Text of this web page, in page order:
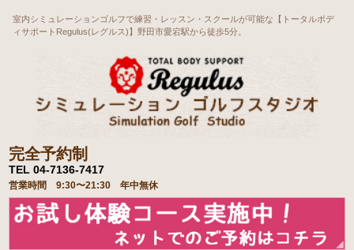
室内シミュレーションゴルフで練習・レッスン・スクールが可能な【トータルボデ
ィサポートRegulus(レグルス)】野田市愛宕駅から徒歩5分。
完全予約制
TEL 04-7136-7417
営業時間 9:30〜21:30 年中無休